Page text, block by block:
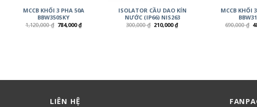
MCCB KHỐI 3 PHA 50A
BBW350SKY
1,120,000₫ 784,000₫
ISOLATOR CẦU DAO KÍN
NƯỚC (IP66) NIS263
300,000₫ 210,000₫
MCCB KHỐI
690,000₫
LIÊN HỆ